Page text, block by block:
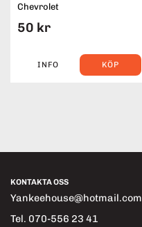
Chevrolet
50 kr
INFO KÖP
KONTAKTA OSS
Yankeehouse@hotmail.com
Tel. 070-556 23 41